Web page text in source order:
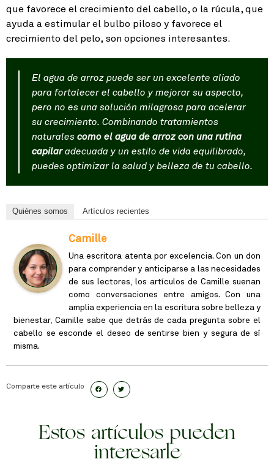
que favorece el crecimiento del cabello, o la rúcula, que
ayuda a estimular el bulbo piloso y favorece el
crecimiento del pelo, son opciones interesantes.
El agua de arroz puede ser un excelente aliado
para fortalecer el cabello y mejorar su aspecto,
pero no es una solución milagrosa para acelerar
su crecimiento. Combinando tratamientos
naturales como el agua de arroz con una rutina
capilaradecuada y un estilo de vida equilibrado,
puedes optimizar la salud y belleza de tu cabello.
Quiénes somos Artículos recientes
Camille
Una escritora atenta por excelencia. Con un don
para comprender y anticiparse a las necesidades
de sus lectores, los artículos de Camille suenan
como conversaciones entre amigos. Con una
amplia experiencia en la escritura sobre belleza y
bienestar, Camille sabe que detrás de cada pregunta sobre el
cabello se esconde el deseo de sentirse bien y segura de sí
misma.
Comparte este artículo
Estos artículos pueden
interesarle